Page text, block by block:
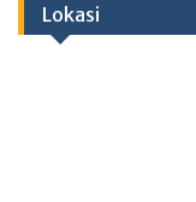
Lokasi